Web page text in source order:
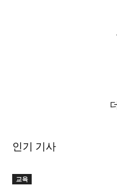
인기 기사
교육